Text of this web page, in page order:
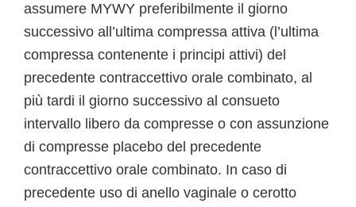
assumere MYWY preferibilmente il giorno
successivo all’ultima compressa attiva (l’ultima
compressa contenente i principi attivi) del
precedente contraccettivo orale combinato, al
più tardi il giorno successivo al consueto
intervallo libero da compresse o con assunzione
di compresse placebo del precedente
contraccettivo orale combinato. In caso di
precedente uso di anello vaginale o cerotto